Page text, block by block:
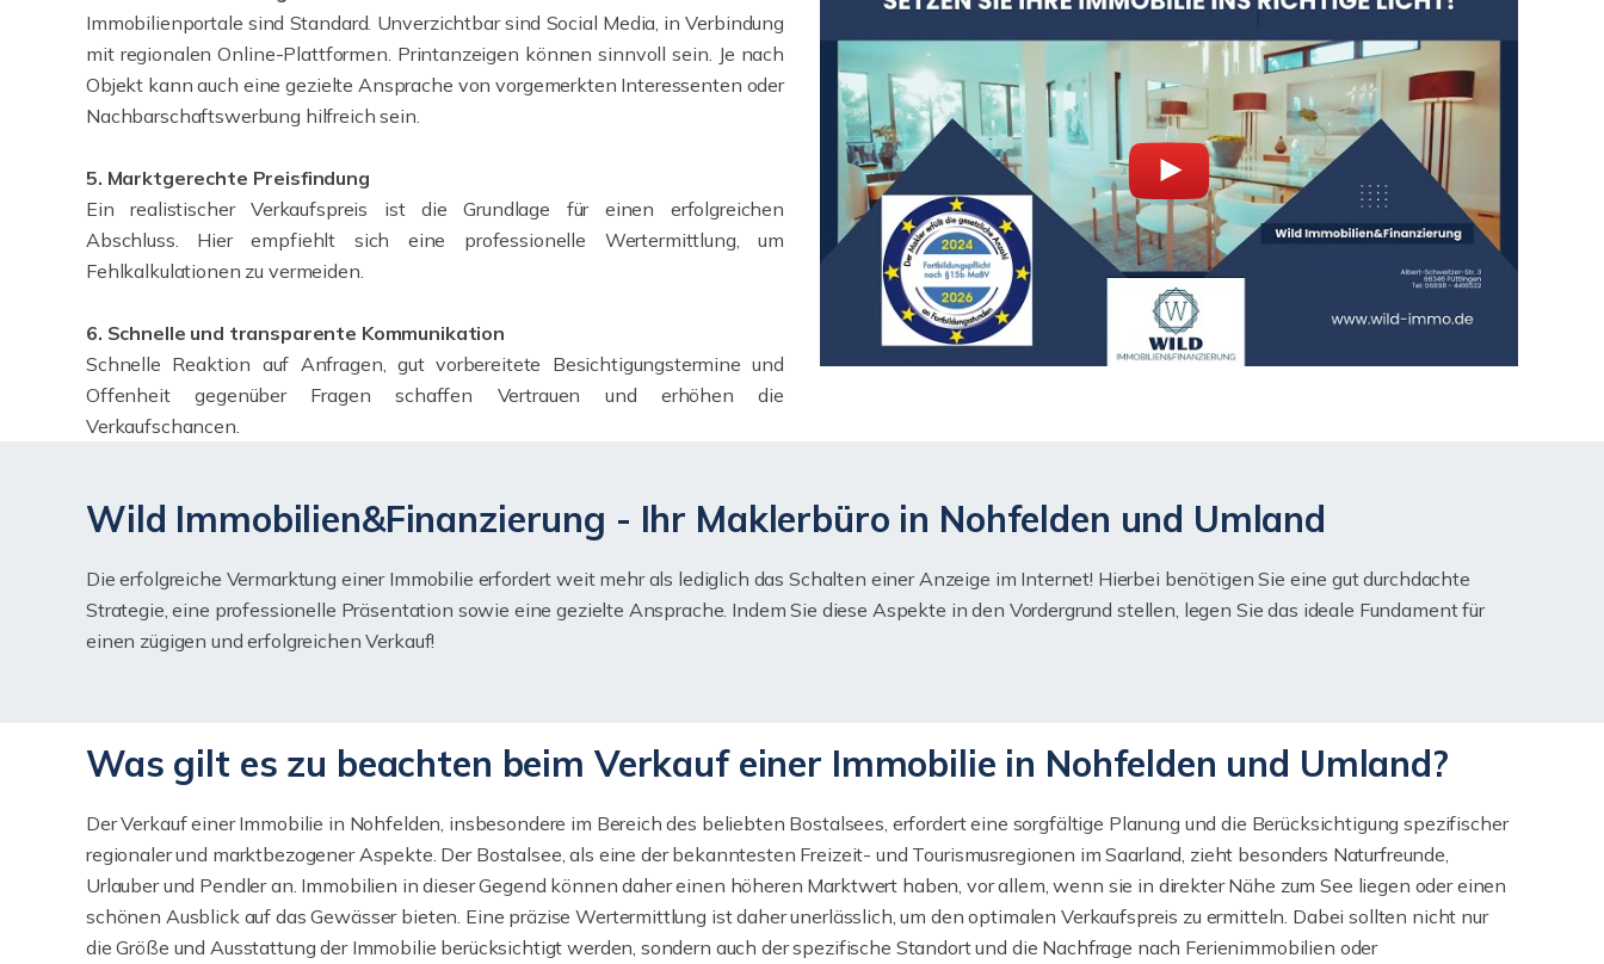
Immobilienportale sind Standard. Unverzichtbar sind Social Media, in Verbindung
mit regionalen Online-Plattformen. Printanzeigen können sinnvoll sein. Je nach
Objekt kann auch eine gezielte Ansprache von vorgemerkten Interessenten oder
Nachbarschaftswerbung hilfreich sein.
5. Marktgerechte Preisfindung
Ein realistischer Verkaufspreis ist die Grundlage für einen erfolgreichen
Abschluss. Hier empfiehlt sich eine professionelle Wertermittlung, um
Fehlkalkulationen zu vermeiden.
6. Schnelle und transparente Kommunikation
Schnelle Reaktion auf Anfragen, gut vorbereitete Besichtigungstermine und
Offenheit gegenüber Fragen schaffen Vertrauen und erhöhen die
Verkaufschancen.
Wild Immobilien&Finanzierung - Ihr Maklerbüro in Nohfelden und Umland
Die erfolgreiche Vermarktung einer Immobilie erfordert weit mehr als lediglich das Schalten einer Anzeige im Internet! Hierbei benötigen Sie eine gut durchdachte
Strategie, eine professionelle Präsentation sowie eine gezielte Ansprache. Indem Sie diese Aspekte in den Vordergrund stellen, legen Sie das ideale Fundament für
einen zügigen und erfolgreichen Verkauf!
Was gilt es zu beachten beim Verkauf einer Immobilie in Nohfelden und Umland?
Der Verkauf einer Immobilie in Nohfelden, insbesondere im Bereich des beliebten Bostalsees, erfordert eine sorgfältige Planung und die Berücksichtigung spezifischer
regionaler und marktbezogener Aspekte. Der Bostalsee, als eine der bekanntesten Freizeit- und Tourismusregionen im Saarland, zieht besonders Naturfreunde,
Urlauber und Pendler an. Immobilien in dieser Gegend können daher einen höheren Marktwert haben, vor allem, wenn sie in direkter Nähe zum See liegen oder einen
schönen Ausblick auf das Gewässer bieten. Eine präzise Wertermittlung ist daher unerlässlich, um den optimalen Verkaufspreis zu ermitteln. Dabei sollten nicht nur
die Größe und Ausstattung der Immobilie berücksichtigt werden, sondern auch der spezifische Standort und die Nachfrage nach Ferienimmobilien oder